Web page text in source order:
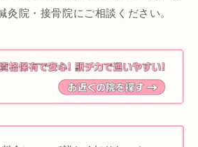
院・接骨院にご相談ください。